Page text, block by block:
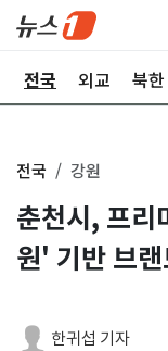
전국 외교 북한
전국 강원
춘천시, 프리
원' 기반 브
한귀섭 기자